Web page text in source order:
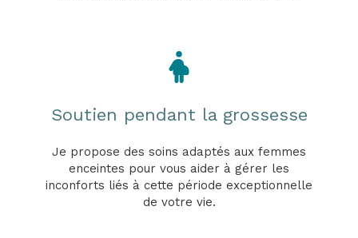
Soutien pendant la grossesse
Je propose des soins adaptés aux femmes
enceintes pour vous aider à gérer les
inconforts liés à cette période exceptionnelle
de votre vie.